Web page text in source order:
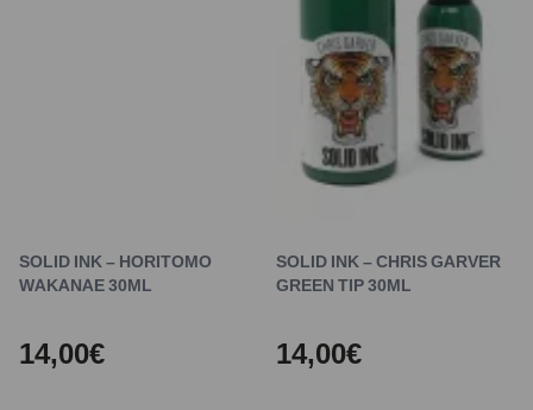
SOLID INK – HORITOMO
WAKANAE 30ML
14,00€
SOLID INK – CHRIS GARVER
GREEN TIP 30ML
14,00€